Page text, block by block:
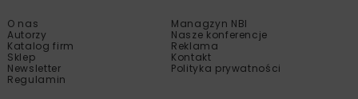
O nas
Managzyn NBI
Autorzy
Nasze konferencje
Katalog firm
Reklama
Sklep
Kontakt
Newsletter
Polityka prywatności
Regulamin